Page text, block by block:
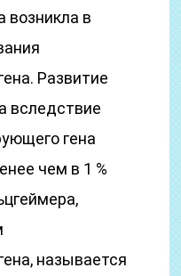
возникла в
Развитие
вследствие
гена
чем в 1 %
называется